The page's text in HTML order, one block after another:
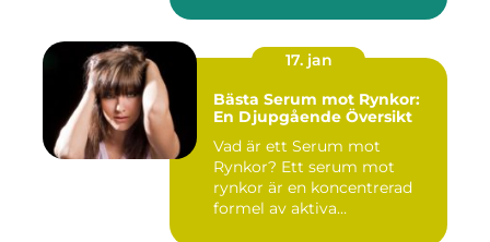
17. jan
Bästa Serum mot Rynkor:
En Djupgående Översikt
Vad är ett Serum mot
Rynkor? Ett serum mot
rynkor är en koncentrerad
formel av aktiva